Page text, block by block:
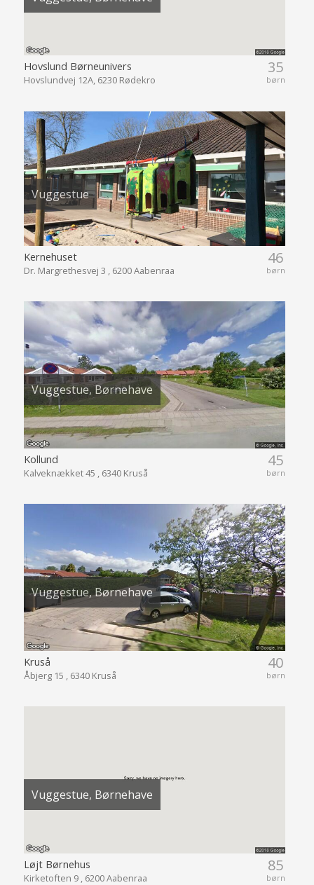
35
børn
Hovslund Børneunivers
Hovslundvej 12A, 6230 Rødekro
Vuggestue
46
børn
Kernehuset
Dr. Margrethesvej 3 , 6200 Aabenraa
Vuggestue, Børnehave
45
børn
Kollund
Kalveknækket 45 , 6340 Kruså
Vuggestue, Børnehave
40
børn
Kruså
Åbjerg 15 , 6340 Kruså
Vuggestue, Børnehave
85
børn
Løjt Børnehus
Kirketoften 9 , 6200 Aabenraa